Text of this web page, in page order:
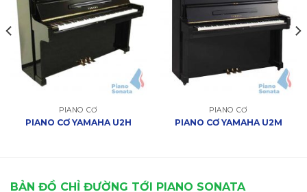
PIANO CƠ
PIANO CƠ YAMAHA U2H
PIANO CƠ
PIANO CƠ YAMAHA U2M
BẢN ĐỒ CHỈ ĐƯỜNG TỚI PIANO SONATA